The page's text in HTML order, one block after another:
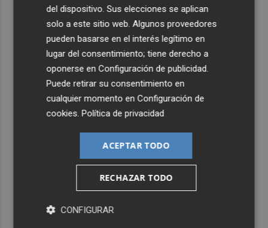
del dispositivo. Sus elecciones se aplican
solo a este sitio web. Algunos proveedores
pueden basarse en el interés legítimo en
lugar del consentimiento; tiene derecho a
oponerse enConfiguración de publicidad.
Puede retirar su consentimiento en
cualquier momento enConfiguración de
cookies.Política de privacidad
ACEPTAR TODO
RECHAZAR TODO
CONFIGURAR